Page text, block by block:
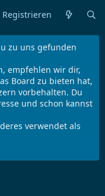
Registrieren
zu uns gefunden
empfehlen wir dir,
Board zu bieten hat,
vorbehalten. Du
und schon kannst
verwendet als